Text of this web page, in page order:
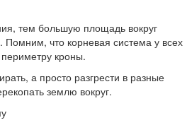
тем большую площадь вокруг
Помним, что корневая система у всех
кроны.
а просто разгрести в разные
землю вокруг.